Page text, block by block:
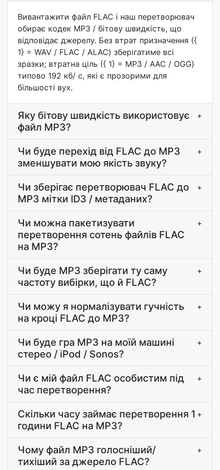
Вивантажити файл FLAC і наш перетворювач
обирає кодек MP3 / бітову швидкість, що
відповідає джерелу. Без втрат призначення ({
1} = WAV / FLAC / ALAC) зберігатиме всі
зразки; втратна ціль ({ 1} = MP3 / AAC / OGG)
типово 192 кб/ с, які є прозорими для
більшості вух.
Яку бітову швидкість використовує
файл MP3?
+
Чи буде перехід від FLAC до MP3
зменшувати мою якість звуку?
+
Чи зберігає перетворювач FLAC до
MP3 мітки ID3 / метаданих?
+
Чи можна пакетизувати
перетворення сотень файлів FLAC
на MP3?
+
Чи буде MP3 зберігати ту саму
частоту вибірки, що й FLAC?
+
Чи можу я нормалізувати гучність
на кроці FLAC до MP3?
+
Чи буде гра MP3 на моїй машині
стерео / iPod / Sonos?
+
Чи є мій файл FLAC особистим під
час перетворення?
+
Скільки часу займає перетворення 1
години FLAC на MP3?
+
Чому файл MP3 голосніший/
тихіший за джерело FLAC?
+